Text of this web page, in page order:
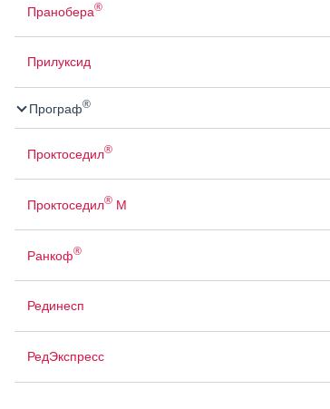
Пранобера®
Прилуксид
Програф®
Проктоседил®
Проктоседил®М
Ранкоф®
Рединесп
РедЭкспресс